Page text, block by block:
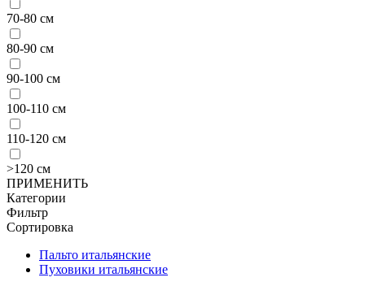
70-80 см
80-90 см
90-100 см
100-110 см
110-120 см
>120 см
ПРИМЕНИТЬ
Категории
Фильтр
Сортировка
Пальто итальянские
Пуховики итальянские